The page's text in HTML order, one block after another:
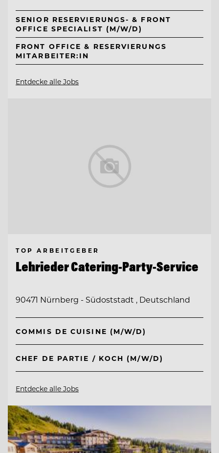
SENIOR RESERVIERUNGS- & FRONT
OFFICE SPECIALIST (M/W/D)
FRONT OFFICE & RESERVIERUNGS
MITARBEITER:IN
Entdecke alle Jobs
TOP ARBEITGEBER
Lehrieder Catering-Party-Service
90471 Nürnberg - Südoststadt , Deutschland
COMMIS DE CUISINE (M/W/D)
CHEF DE PARTIE / KOCH (M/W/D)
Entdecke alle Jobs